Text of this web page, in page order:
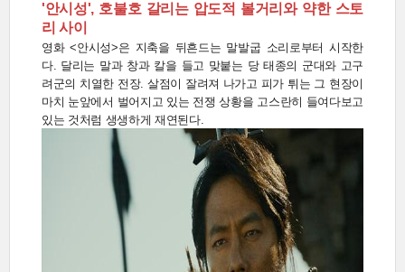
'안시성', 호불호 갈리는 압도적 볼거리와 약한 스토
리 사이
영화 <안시성>은 지축을 뒤흔드는 말발굽 소리로부터 시작한
다. 달리는 말과 창과 칼을 들고 맞붙는 당 태종의 군대와 고구
려군의 치열한 전장. 살점이 잘려져 나가고 피가 튀는 그 현장이
마치 눈앞에서 벌어지고 있는 전쟁 상황을 고스란히 들여다보고
있는 것처럼 생생하게 재연된다.